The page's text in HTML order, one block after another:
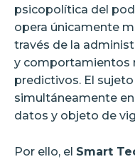
psicopolítica del
opera únicamente
través de la
y comportamientos
predictivos. El
simultáneamente
datos y objeto de
Por ello, el Smart